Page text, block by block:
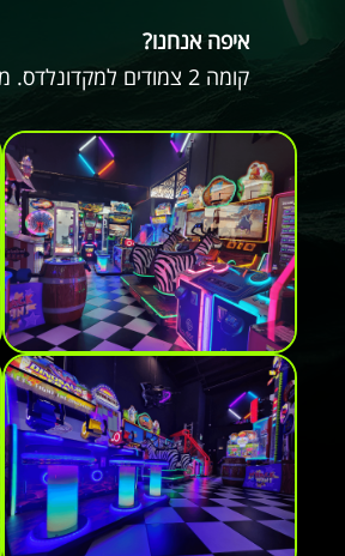
איפה אנחנו?
קומה 2 צמודים למקדונלדס. מול זכרון- זכרון יעקב